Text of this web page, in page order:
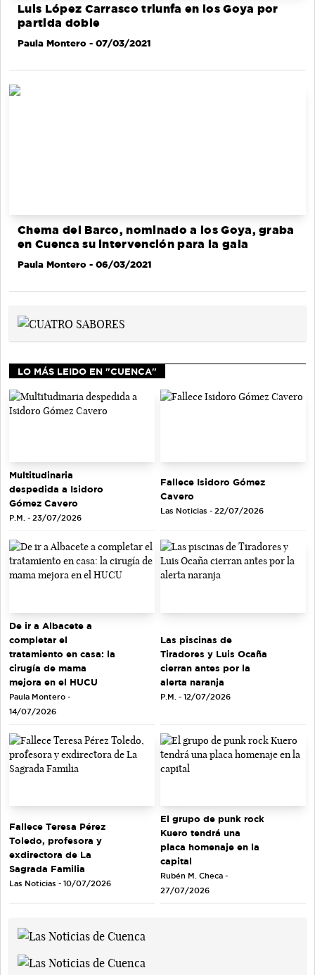
Luis López Carrasco triunfa en los Goya por
partida doble
Paula Montero - 07/03/2021
Chema del Barco, nominado a los Goya, graba
en Cuenca su intervención para la gala
Paula Montero - 06/03/2021
LO MÁS LEIDO EN "CUENCA"
Multitudinaria
despedida a Isidoro
Gómez Cavero
P.M. - 23/07/2026
Fallece Isidoro Gómez
Cavero
Las Noticias - 22/07/2026
De ir a Albacete a
completar el
tratamiento en casa: la
cirugía de mama
mejora en el HUCU
Paula Montero -
14/07/2026
Las piscinas de
Tiradores y Luis Ocaña
cierran antes por la
alerta naranja
P.M. - 12/07/2026
Fallece Teresa Pérez
Toledo, profesora y
exdirectora de La
Sagrada Familia
Las Noticias - 10/07/2026
El grupo de punk rock
Kuero tendrá una
placa homenaje en la
capital
Rubén M. Checa -
27/07/2026